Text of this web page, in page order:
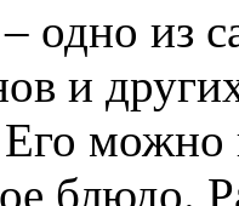
одно из
и
можно
блюдо.